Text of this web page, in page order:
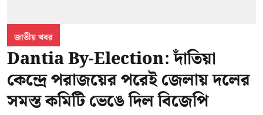
জাতীয় খবর
Dantia By-Election: দাঁতিয়া
কেন্দ্রে পরাজয়ের পরেই জেলায় দলের
সমস্ত কমিটি ভেঙে দিল বিজেপি